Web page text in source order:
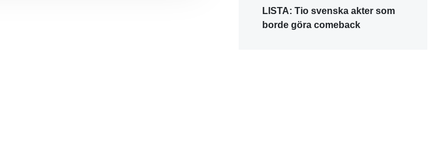
LISTA: Tio svenska akter som
borde göra comeback